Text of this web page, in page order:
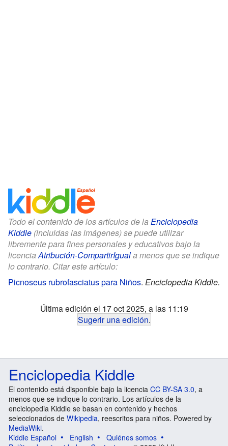
Todo el contenido de los artículos de la Enciclopedia
Kiddle (incluidas las imágenes) se puede utilizar
libremente para fines personales y educativos bajo la
licenciaAtribución-CompartirIguala menos que se indique
lo contrario. Citar este artículo:
Picnoseus rubrofasciatus para Niños. Enciclopedia Kiddle.
Última edición el 17 oct 2025, a las 11:19
Sugerir una edición.
Enciclopedia Kiddle
El contenido está disponible bajo la licencia CC BY-SA 3.0, a
menos que se indique lo contrario. Los artículos de la
enciclopedia Kiddle se basan en contenido y hechos
seleccionados de Wikipedia, reescritos para niños. Powered by
MediaWiki.
Kiddle Español
English
Quiénes somos